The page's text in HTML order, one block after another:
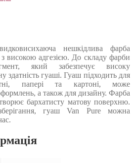
нешкідлива фарба
з високою адгезією. До складу фарби
який забезпечує високу
здатність гуаші. Гуаш підходить для
папері та картоні, може
а також для дизайну. Фарба
бархатисту матову поверхню.
гуаш Van Pure можна